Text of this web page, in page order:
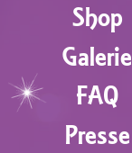
Shop
Galerie
FAQ
Presse